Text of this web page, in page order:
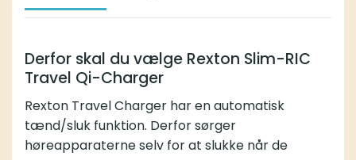
Derfor skal du vælge Rexton Slim-RIC
Travel Qi-Charger
Rexton Travel Charger har en automatisk
tænd/sluk funktion. Derfor sørger
høreapparaterne selv for at slukke når de